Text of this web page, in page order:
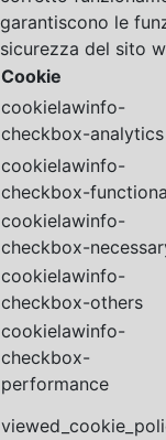
garantiscono le
sicurezza del sito
Cookie
cookielawinfo-
checkbox-analytics
cookielawinfo-
checkbox-
cookielawinfo-
checkbox-
cookielawinfo-
checkbox-others
cookielawinfo-
checkbox-
performance